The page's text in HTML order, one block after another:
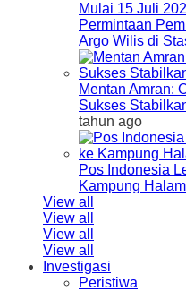
Mulai 15 Juli
Permintaan
Argo Wilis di
Mentan Amran:
Sukses
tahun ago
Pos Indonesia
Kampung
View all
View all
View all
View all
Investigasi
Peristiwa